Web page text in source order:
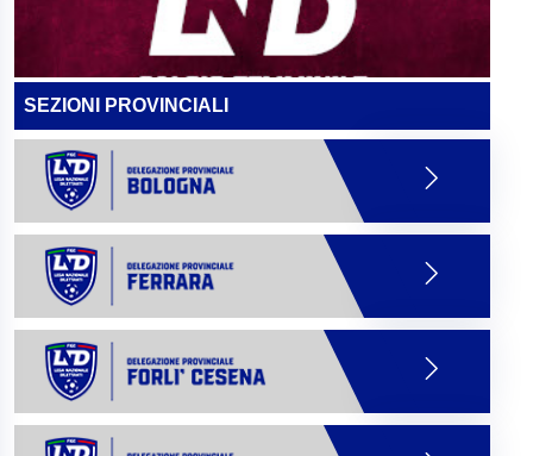
SEZIONI PROVINCIALI